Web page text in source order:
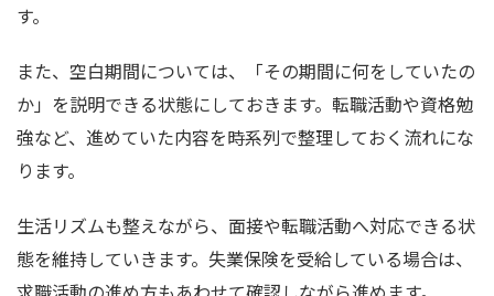
す。
また、空白期間については、「その期間に何をしていたの
か」を説明できる状態にしておきます。転職活動や資格勉
強など、進めていた内容を時系列で整理しておく流れにな
ります。
生活リズムも整えながら、面接や転職活動へ対応できる状
態を維持していきます。失業保険を受給している場合は、